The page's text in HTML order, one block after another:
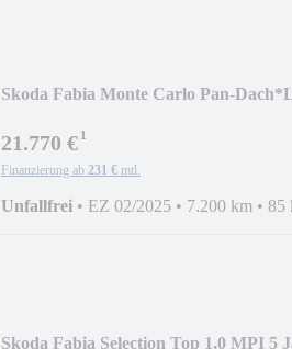
Skoda Fabia Monte Carlo Pan-
21.770 €¹
Finanzierung ab 231 € mtl.
Unfallfrei • EZ 02/2025 • 7.200 km • 85
Skoda Fabia Selection Top 1,0 MPI 5